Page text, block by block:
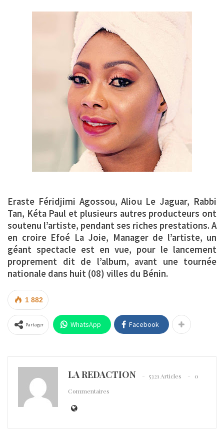
Eraste Féridjimi Agossou, Aliou Le Jaguar, Rabbi
Tan, Kéta Paul et plusieurs autres producteurs ont
soutenu l’artiste, pendant ses riches prestations. A
en croire Efoé La Joie, Manager de l’artiste, un
géant spectacle est en vue, pour le lancement
proprement dit de l’album, avant une tournée
nationale dans huit (08) villes du Bénin.
1 882
Partager WhatsApp Facebook
LA REDACTION 5321 Articles
0
Commentaires